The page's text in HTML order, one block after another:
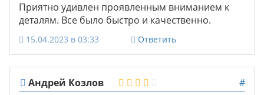
Приятно удивлен проявленным вниманием к
деталям. Все было быстро и качественно.
15.04.2023 в 03:33 Ответить
Андрей Козлов
#